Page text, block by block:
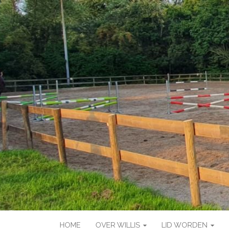
HOME OVER WILLIS LID WORDEN